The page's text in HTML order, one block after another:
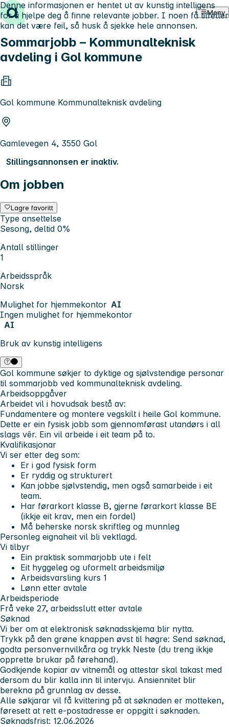
Hopp til innhold Meny
Sommarjobb – Kommunalteknisk
avdeling i Gol kommune
Gol kommune Kommunalteknisk avdeling
Gamlevegen 4, 3550 Gol
Stillingsannonsen er inaktiv.
Om jobben
Lagre favoritt
Type ansettelse
Sesong, deltid 0%
Antall stillinger
1
Arbeidsspråk
Norsk
Mulighet for hjemmekontor AI
Ingen mulighet for hjemmekontor
AI
Bruk av kunstig intelligens
Denne informasjonen er hentet ut av kunstig intelligens
for å hjelpe deg å finne relevante jobber. I noen få tilfeller
kan det være feil, så husk å sjekke hele annonsen.
Gol kommune søkjer to dyktige og sjølvstendige personar
til sommarjobb ved kommunalteknisk avdeling.
Arbeidsoppgåver
Arbeidet vil i hovudsak bestå av:
Fundamentere og montere vegskilt i heile Gol kommune.
Dette er ein fysisk jobb som gjennomførast utandørs i all
slags vêr. Ein vil arbeide i eit team på to.
Kvalifikasjonar
Vi ser etter deg som:
Er i god fysisk form
Er ryddig og strukturert
Kan jobbe sjølvstendig, men også samarbeide i eit
team.
Har førarkort klasse B, gjerne førarkort klasse BE
(ikkje eit krav, men ein fordel)
Må beherske norsk skriftleg og munnleg
Personleg eignaheit vil bli vektlagd.
Vi tilbyr
Ein praktisk sommarjobb ute i felt
Eit hyggeleg og uformelt arbeidsmiljø
Arbeidsvarsling kurs 1
Lønn etter avtale
Arbeidsperiode
Frå veke 27, arbeidsslutt etter avtale
Søknad
Vi ber om at elektronisk søknadsskjema blir nytta.
Trykk på den grøne knappen øvst til høgre: Send søknad,
godta personvernvilkåra og trykk Neste (du treng ikkje
opprette brukar på førehand).
Godkjende kopiar av vitnemål og attestar skal takast med
dersom du blir kalla inn til intervju. Ansiennitet blir
berekna på grunnlag av desse.
Alle søkjarar vil få kvittering på at søknaden er motteken,
føresett at rett e-postadresse er oppgitt i søknaden.
Søknadsfrist: 12.06.2026